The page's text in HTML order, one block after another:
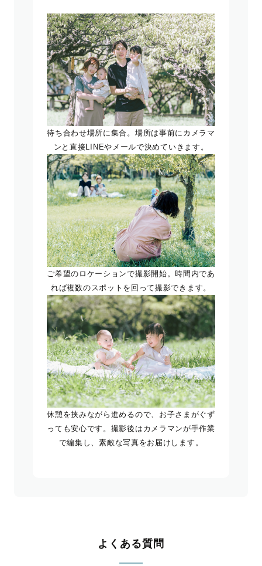
待ち合わせ場所に集合。場所は事前にカメラマ
ンと直接LINEやメールで決めていきます。
ご希望のロケーションで撮影開始。時間内であ
れば複数のスポットを回って撮影できます。
休憩を挟みながら進めるので、お子さまがぐず
っても安心です。撮影後はカメラマンが手作業
で編集し、素敵な写真をお届けします。
よくある質問